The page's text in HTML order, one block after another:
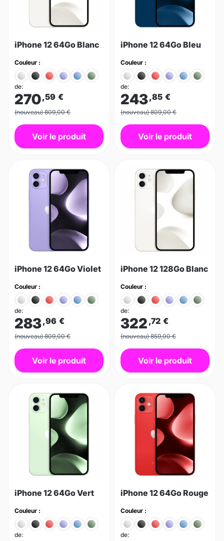
iPhone 12 64Go Blanc
Couleur :
de:
270,59 €
(nouveau) 809,00 €
Voir le produit
iPhone 12 64Go Bleu
Couleur :
de:
243,85 €
(nouveau) 809,00 €
Voir le produit
iPhone 12 64Go Violet
Couleur :
de:
283,96 €
(nouveau) 809,00 €
Voir le produit
iPhone 12 128Go Blanc
Couleur :
de:
322 ,72 €
(nouveau) 859,00 €
Voir le produit
iPhone 12 64Go Vert
Couleur :
de:
iPhone 12 64Go Rouge
Couleur :
de: